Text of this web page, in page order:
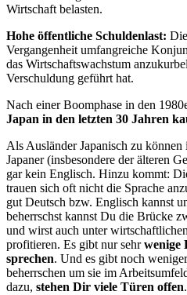
Wirtschaft belasten.
Hohe öffentliche Schuldenlast:
Vergangenheit umfangreiche
das Wirtschaftswachstum
Verschuldung geführt hat.
Nach einer Boomphase in den
Japan in den letzten 30 Jahren
Als Ausländer Japanisch zu
Japaner (insbesondere der älteren
gar kein Englisch. Hinzu kommt:
trauen sich oft nicht die Sprache
gut Deutsch bzw. Englisch kannst
beherrschst kannst Du die Brücke
und wirst auch unter
profitieren. Es gibt nur sehrwenige
sprechen. Und es gibt noch
beherrschen um sie im
dazu, stehen Dir viele Türen offen.